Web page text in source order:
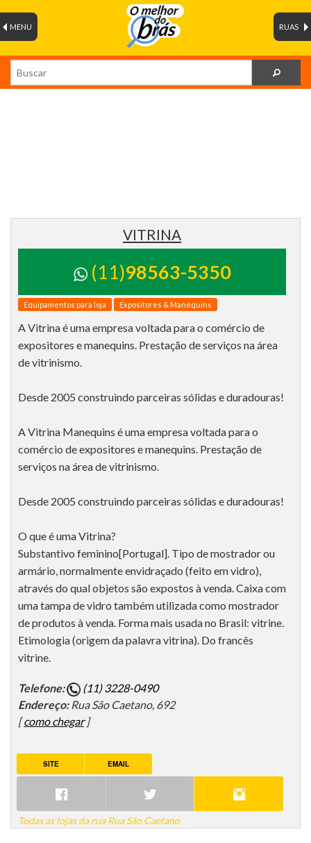
RUAS
MENU
VITRINA
(11)98563-5350
Equipamentos para loja Expositores & Manequins
A Vitrina é uma empresa voltada para o comércio de
expositores e manequins. Prestação de serviços na área
de vitrinismo.
Desde 2005 construindo parceiras sólidas e duradouras!
A Vitrina Manequins é uma empresa voltada para o
comércio de expositores e manequins. Prestação de
serviços na área de vitrinismo.
Desde 2005 construindo parceiras sólidas e duradouras!
O que é uma Vitrina?
Substantivo feminino[Portugal]. Tipo de mostrador ou
armário, normalmente envidraçado (feito em vidro),
através do qual objetos são expostos à venda. Caixa com
uma tampa de vidro também utilizada como mostrador
de produtos à venda. Forma mais usada no Brasil: vitrine.
Etimologia (origem da palavra vitrina). Do francês
vitrine.
Telefone:
(11) 3228-0490
Endereço: Rua São Caetano, 692
[como chegar]
SITE EMAIL
Todas as lojas da rua Rua São Caetano